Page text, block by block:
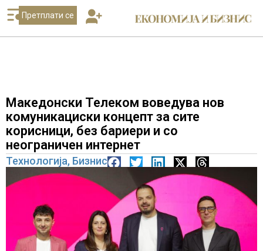
Претплати се
Македонски Телеком воведува нов
комуникациски концепт за сите
корисници, без бариери и со
неограничен интернет
Технологија, Бизнис